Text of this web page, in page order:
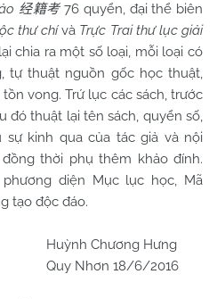
经籍考76 quyển, đại thể biên
thư chívà Trực Trai thư lục giải
chia ra một số loại, mỗi loại có
tự thuật nguồn gốc học thuật,
vong. Trứ lục các sách, trước
đó thuật lại tên sách, quyển số,
sự kinh qua của tác giả và nội
thời phụ thêm khảo đính.
diện Mục lục học, Mã
tạo độc đáo.
Hưng
18/6/2016